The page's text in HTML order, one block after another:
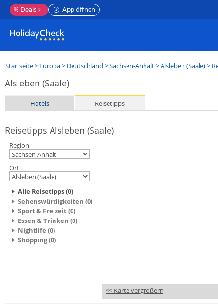
% Deals App öffnen
Startseite> Europa> Deutschland >Sachsen-Anhalt>Alsleben (Saale)>
Alsleben (Saale)
Hotels Reisetipps
Reisetipps Alsleben (Saale)
Region
Ort
Alle Reisetipps (0)
Sehenswürdigkeiten (0)
Sport & Freizeit (0)
Essen & Trinken (0)
Nightlife (0)
Shopping (0)
<< Karte vergrößern